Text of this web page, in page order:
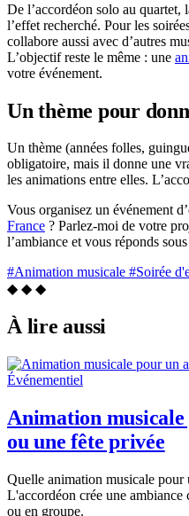
De l’accordéon solo au quartet,
l’effet recherché. Pour les
collabore aussi avec d’autres
L’objectif reste le même : une
votre événement.
Un thème pour
Un thème (années folles,
obligatoire, mais il donne une
les animations entre elles.
Vous organisez un événement
France ? Parlez-moi de votre
l’ambiance et vous réponds
#Animation musicale #Soirée
◆ ◆ ◆
À lire aussi
Événementiel
Animation
ou une fête privée
Quelle animation musicale pour
L'accordéon crée une
ou en groupe.